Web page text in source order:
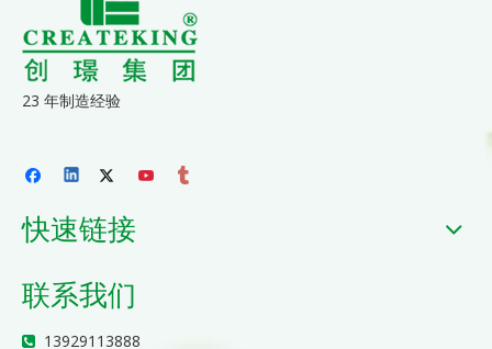
23 年制造经验
快速链接
联系我们
 13929113888